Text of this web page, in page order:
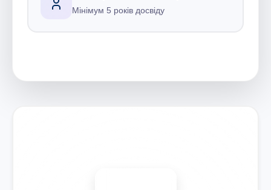
Мінімум 5 років досвіду